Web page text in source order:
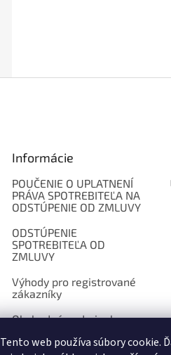
Tento web používa súbory cookie.
Informácie
POUČENIE O UPLATNENÍ
PRÁVA SPOTREBITEĽA NA
ODSTÚPENIE OD ZMLUVY
ODSTÚPENIE
SPOTREBITEĽA OD
ZMLUVY
Výhody pro registrované
zákazníky
Obchodné podmienky
Kontakt